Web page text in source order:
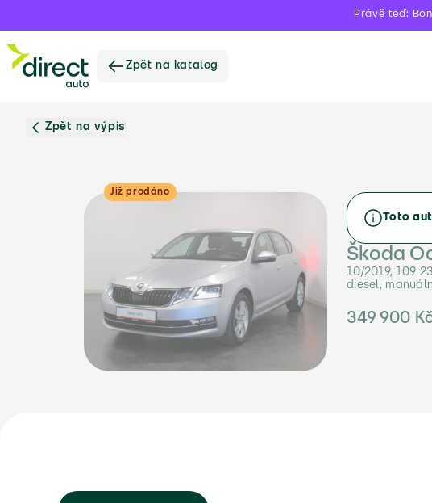
Právě teď:
Zpět na katalog
Zpět na výpis
Již prodáno
Toto
Škoda
10/2019, 109
diesel,
349 900